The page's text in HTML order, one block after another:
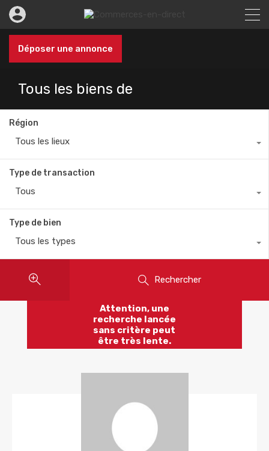
Déposer une annonce
Tous les biens de
Région
Tous les lieux
Type de transaction
Tous
Type de bien
Tous les types
Rechercher
Attention, une
recherche lancée
sans critère peut
être très lente.